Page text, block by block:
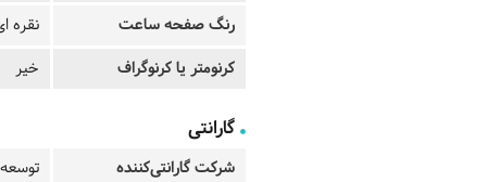
رنگ صفحه ساعت
نقره
کرنومتر یا کرنوگراف
خیر
گارانتی
شرکت گارانتی‌کننده